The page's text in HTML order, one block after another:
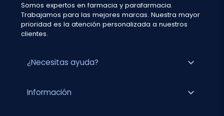
Somos expertos en farmacia y parafarmacia.
Trabajamos para las mejores marcas. Nuestra mayor
prioridad es la atención personalizada a nuestros
clientes.
¿Necesitas ayuda? expand_more
Información expand_more